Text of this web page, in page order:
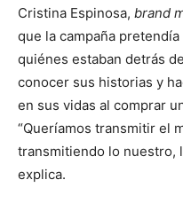
Cristina Espinosa, brand
que la campaña
quiénes estaban detrás
conocer sus historias y
en sus vidas al comprar
“Queríamos transmitir el
transmitiendo lo nuestro,
explica.